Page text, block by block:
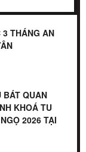
THÁNG AN
QUAN
KHOÁ TU
2026 TẠI